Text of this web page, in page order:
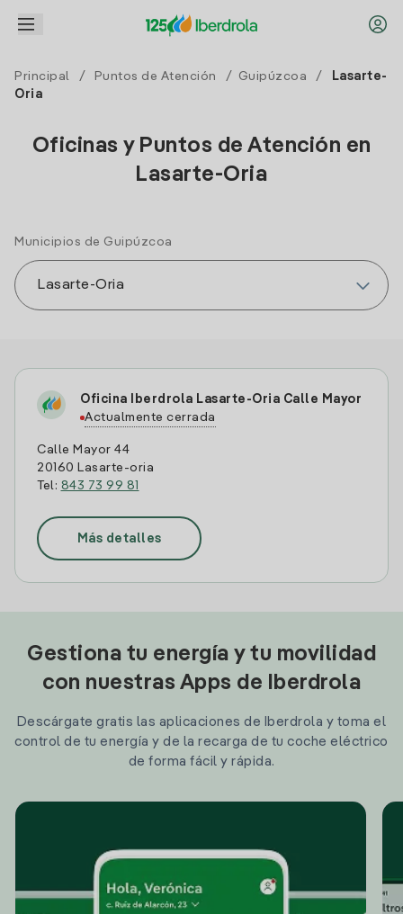
Principal / Puntos de Atención / Guipúzcoa /
Lasarte-
Oria
Oficinas y Puntos de Atención en
Lasarte-Oria
Municipios de Guipúzcoa
Oficina Iberdrola Lasarte-Oria Calle Mayor
Actualmente cerrada
Calle Mayor 44
20160 Lasarte-oria
Tel: 843 73 99 81
Más detalles
Gestiona tu energía y tu movilidad
con nuestras Apps de Iberdrola
Descárgate gratis las aplicaciones de Iberdrola y toma el
control de tu energía y de la recarga de tu coche eléctrico
de forma fácil y rápida.